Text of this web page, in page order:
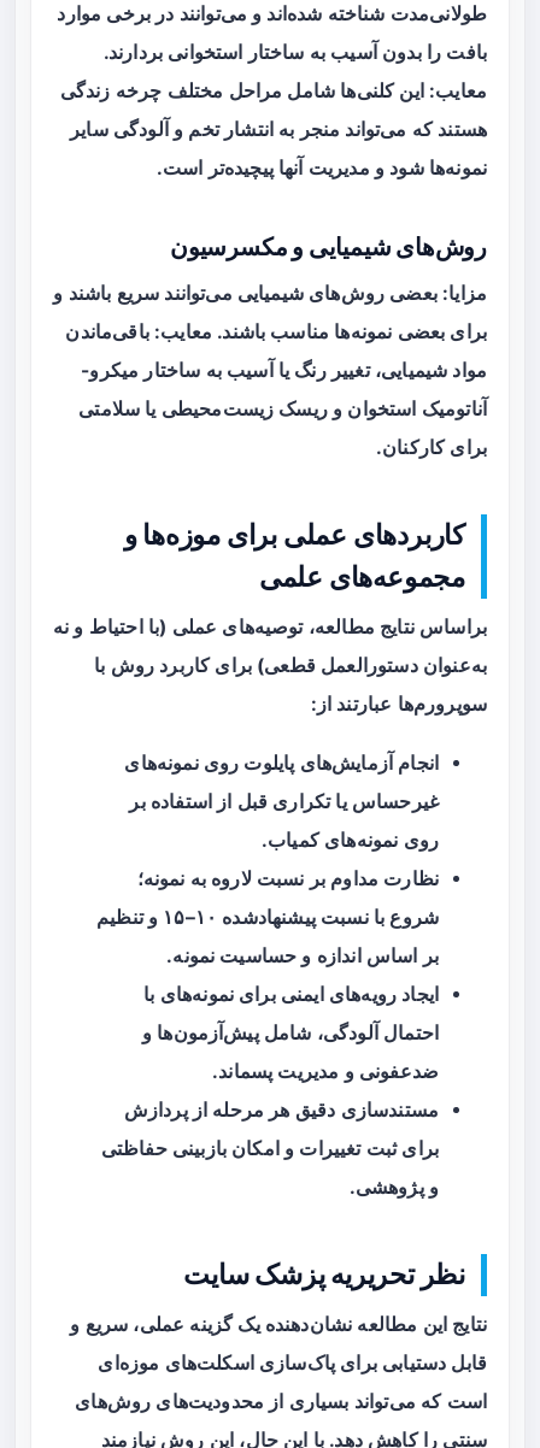
طولانی‌مدت شناخته شده‌اند و می‌توانند در برخی موارد
بافت را بدون آسیب به ساختار استخوانی بردارند.
معایب: این کلنی‌ها شامل مراحل مختلف چرخه زندگی
هستند که می‌تواند منجر به انتشار تخم و آلودگی سایر
نمونه‌ها شود و مدیریت آنها پیچیده‌تر است.
روش‌های شیمیایی و مکسرسیون
مزایا: بعضی روش‌های شیمیایی می‌توانند سریع باشند و
برای بعضی نمونه‌ها مناسب باشند. معایب: باقی‌ماندن
مواد شیمیایی، تغییر رنگ یا آسیب به ساختار میکرو-
آناتومیک استخوان و ریسک زیست‌محیطی یا سلامتی
برای کارکنان.
کاربردهای عملی برای موزه‌ها و
مجموعه‌های علمی
براساس نتایج مطالعه، توصیه‌های عملی (با احتیاط و نه
به‌عنوان دستورالعمل قطعی) برای کاربرد روش با
سوپرورم‌ها عبارتند از:
انجام آزمایش‌های پایلوت روی نمونه‌های
غیرحساس یا تکراری قبل از استفاده بر
روی نمونه‌های کمیاب.
نظارت مداوم بر نسبت لاروه به نمونه؛
شروع با نسبت پیشنهادشده ۱۰–۱۵ و تنظیم
بر اساس اندازه و حساسیت نمونه.
ایجاد رویه‌های ایمنی برای نمونه‌های با
احتمال آلودگی، شامل پیش‌آزمون‌ها و
ضدعفونی و مدیریت پسماند.
مستندسازی دقیق هر مرحله از پردازش
برای ثبت تغییرات و امکان بازبینی حفاظتی
و پژوهشی.
نظر تحریریه پزشک سایت
نتایج این مطالعه نشان‌دهنده یک گزینه عملی، سریع و
قابل دستیابی برای پاک‌سازی اسکلت‌های موزه‌ای
است که می‌تواند بسیاری از محدودیت‌های روش‌های
سنتی را کاهش دهد. با این حال، این روش نیازمند